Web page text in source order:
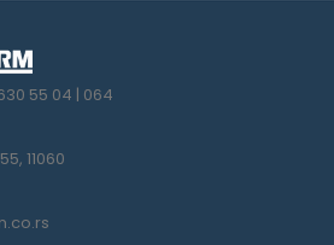
630 55 04 | 064
11060